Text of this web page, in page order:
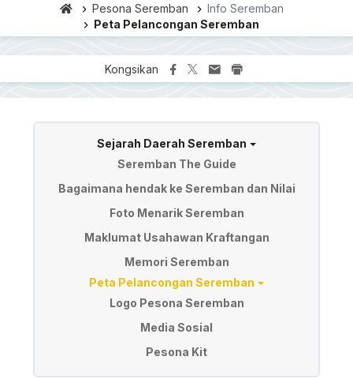
Pesona Seremban
Info Seremban
Peta Pelancongan Seremban
Kongsikan
Information of Seremban
Sejarah Daerah Seremban
Seremban The Guide
Bagaimana hendak ke Seremban dan Nilai
Foto Menarik Seremban
Maklumat Usahawan Kraftangan
Memori Seremban
Peta Pelancongan Seremban
Logo Pesona Seremban
Media Sosial
Pesona Kit